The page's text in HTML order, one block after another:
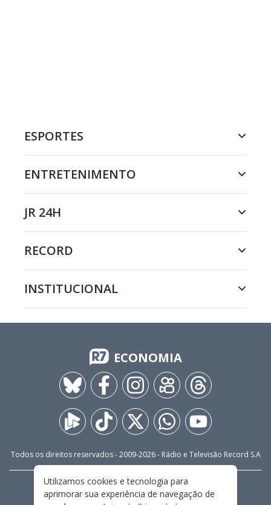
ESPORTES
ENTRETENIMENTO
JR 24H
RECORD
INSTITUCIONAL
ECONOMIA
Todos os direitos reservados - 2009-2026- Rádio e Televisão Record S.A
FALE CONOSCO
PRIVACIDADE
TERMOS E CONDIÇÕES DE USO
Utilizamos cookies e tecnologia para
aprimorar sua experiência de navegação de